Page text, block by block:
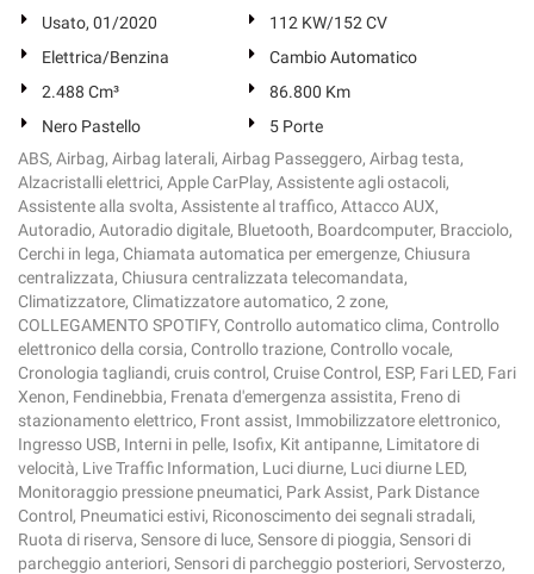
Usato, 01/2020
112 KW/152 CV
Elettrica/Benzina
Cambio Automatico
2.488 Cm³
86.800 Km
Nero Pastello
5 Porte
ABS, Airbag, Airbag laterali, Airbag Passeggero, Airbag testa,
Alzacristalli elettrici, Apple CarPlay, Assistente agli ostacoli,
Assistente alla svolta, Assistente al traffico, Attacco AUX,
Autoradio, Autoradio digitale, Bluetooth, Boardcomputer, Bracciolo,
Cerchi in lega, Chiamata automatica per emergenze, Chiusura
centralizzata, Chiusura centralizzata telecomandata,
Climatizzatore, Climatizzatore automatico, 2 zone,
COLLEGAMENTO SPOTIFY, Controllo automatico clima, Controllo
elettronico della corsia, Controllo trazione, Controllo vocale,
Cronologia tagliandi, cruis control, Cruise Control, ESP, Fari LED, Fari
Xenon, Fendinebbia, Frenata d'emergenza assistita, Freno di
stazionamento elettrico, Front assist, Immobilizzatore elettronico,
Ingresso USB, Interni in pelle, Isofix, Kit antipanne, Limitatore di
velocità, Live Traffic Information, Luci diurne, Luci diurne LED,
Monitoraggio pressione pneumatici, Park Assist, Park Distance
Control, Pneumatici estivi, Riconoscimento dei segnali stradali,
Ruota di riserva, Sensore di luce, Sensore di pioggia, Sensori di
parcheggio anteriori, Sensori di parcheggio posteriori, Servosterzo,